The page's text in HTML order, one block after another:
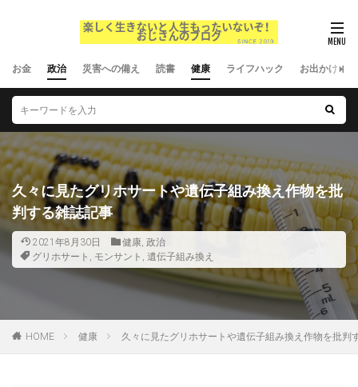
お金 政治 災害への備え 読書 健康 ライフハック お出かけ
久々に見たグリホサートや遺伝子組み換え作物を批
判する雑誌記事
2021年8月30日 健康, 政治
グリホサート , モンサント , 遺伝子組み換え
HOME 健康 久々に見たグリホサートや遺伝子組み換え作物を批判